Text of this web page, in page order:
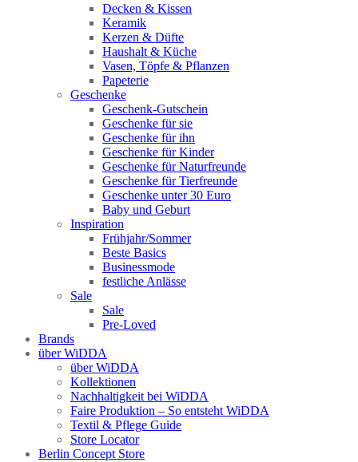
Decken & Kissen
Keramik
Kerzen & Düfte
Haushalt & Küche
Vasen, Töpfe & Pflanzen
Papeterie
Geschenke
Geschenk-Gutschein
Geschenke für sie
Geschenke für ihn
Geschenke für Kinder
Geschenke für Naturfreunde
Geschenke für Tierfreunde
Geschenke unter 30 Euro
Baby und Geburt
Inspiration
Frühjahr/Sommer
Beste Basics
Businessmode
festliche Anlässe
Sale
Sale
Pre-Loved
Brands
über WiDDA
über WiDDA
Kollektionen
Nachhaltigkeit bei WiDDA
Faire Produktion – So entsteht WiDDA
Textil & Pflege Guide
Store Locator
Berlin Concept Store